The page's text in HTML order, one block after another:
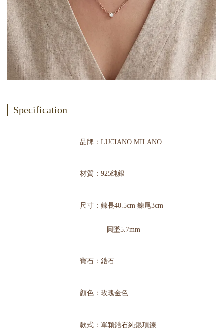
Specification
品牌：LUCIANO MILANO
材質：925純銀
尺寸：鍊長40.5cm 鍊尾3cm
圓墜5.7mm
寶石：鋯石
顏色：玫瑰金色
款式：單顆鋯石純銀項鍊